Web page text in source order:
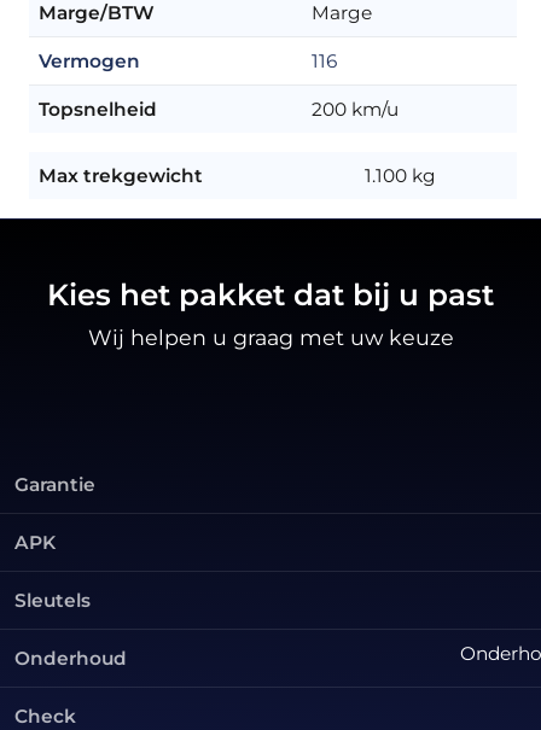
Marge/BTW Marge
Vermogen 116
Topsnelheid 200 km/u
Max trekgewicht 1.100 kg
Kies het pakket dat bij u past
Wij helpen u graag met uw keuze
Garantie
APK
Sleutels
Onderhoud
Check